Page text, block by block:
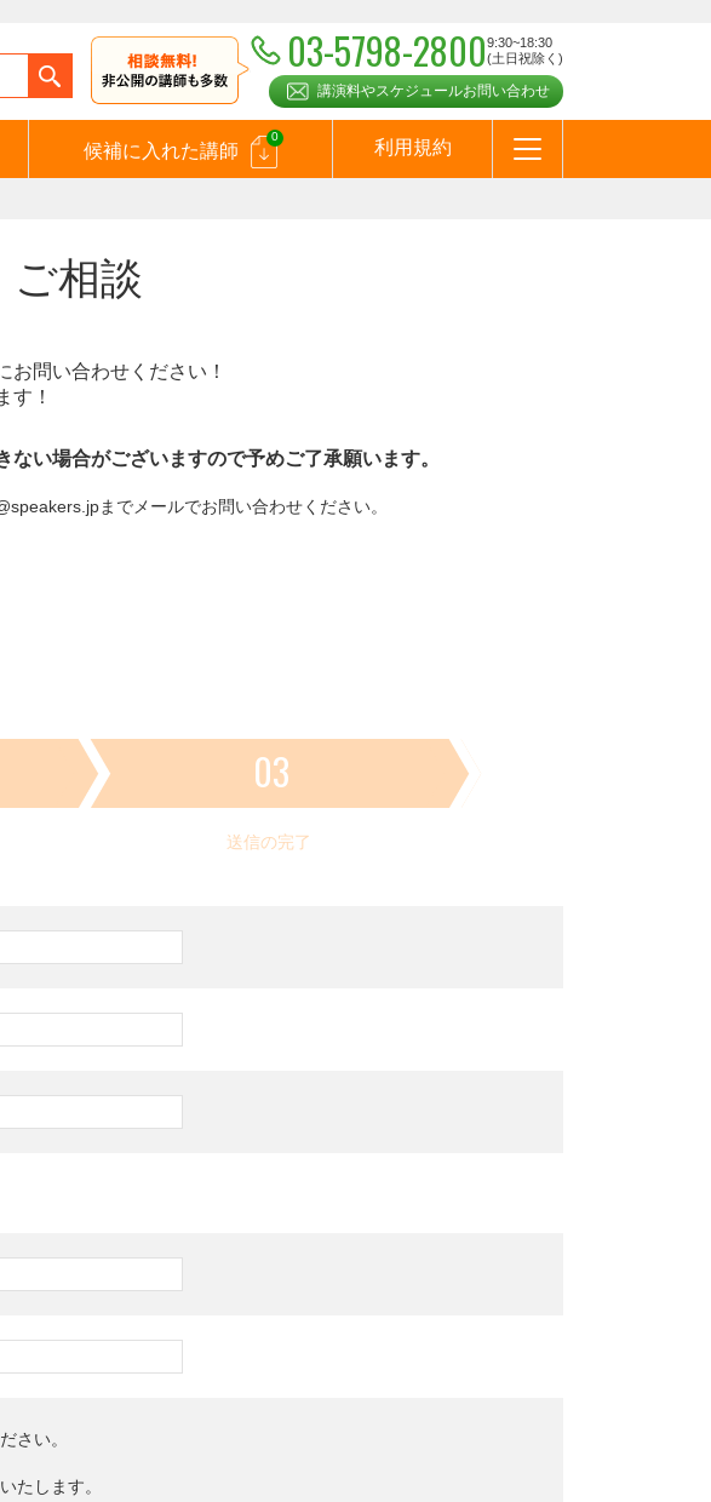
03-5798-28009:30~18:30
(土日祝除く)
講演料やスケジュールお問い合わせ
候補に入れた講師
0
利用規約
ご相談
問い合わせください！
す！
い場合がございますので予めご了承願います。
までメールでお問い合わせください。
03
送信の完了
さい。
たします。